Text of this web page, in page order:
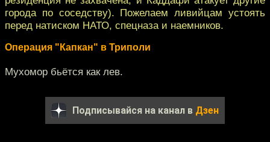
города по соседству). Пожелаем ливийцам устоять
перед натиском НАТО, спецназа и наемников.
Операция "Капкан" в Триполи
Мухомор бьётся как лев.
Подписывайся на канал в Дзен